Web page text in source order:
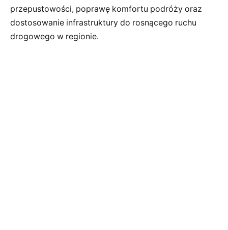
przepustowości, poprawę komfortu podróży oraz
dostosowanie infrastruktury do rosnącego ruchu
drogowego w regionie.